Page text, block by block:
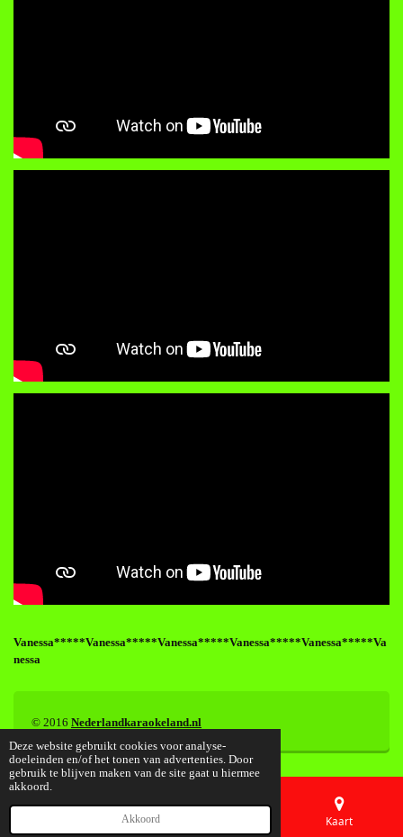
Deze website gebruikt cookies voor analyse-
doeleinden en/of het tonen van advertenties. Door
gebruik te blijven maken van de site gaat u hiermee
akkoord.
Akkoord
Vanessa*****Vanessa*****Vanessa*****Vanessa*****Vanessa*****Va
nessa
© 2016 Nederlandkaraokeland.nl
Kaart